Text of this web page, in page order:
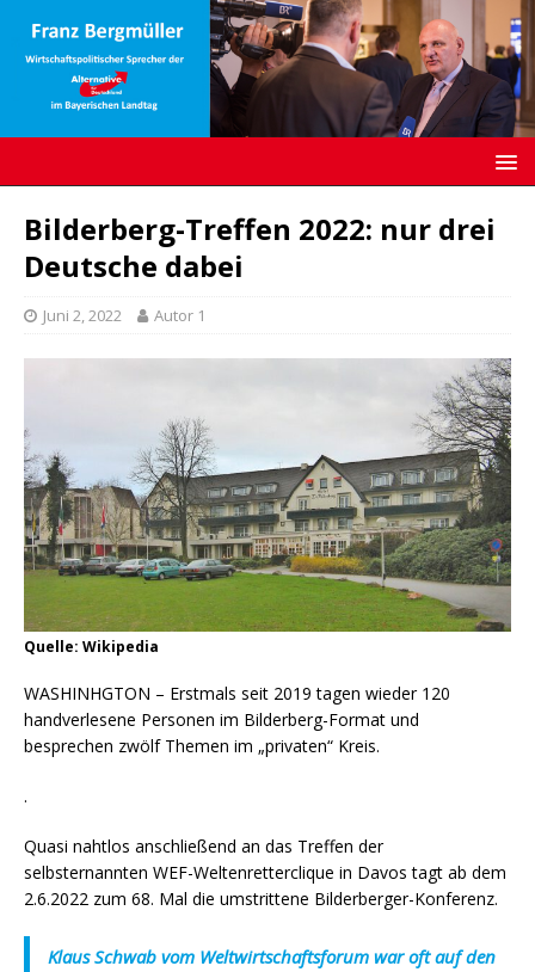
Bilderberg-Treffen 2022: nur drei
Deutsche dabei
Juni 2, 2022 Autor 1
Quelle: Wikipedia
WASHINHGTON – Erstmals seit 2019 tagen wieder 120
handverlesene Personen im Bilderberg-Format und
besprechen zwölf Themen im „privaten“ Kreis.
.
Quasi nahtlos anschließend an das Treffen der
selbsternannten WEF-Weltenretterclique in Davos tagt ab dem
2.6.2022 zum 68. Mal die umstrittene Bilderberger-Konferenz.
Klaus Schwab vom Weltwirtschaftsforum war oft auf den